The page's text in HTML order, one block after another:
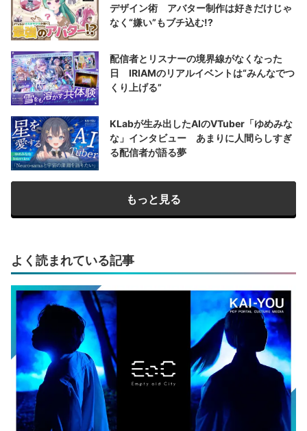
デザイン術 アバター制作は好きだけじゃ
なく“嫌い”もブチ込む!?
配信者とリスナーの境界線がなくなった
日 IRIAMのリアルイベントは“みんなでつ
くり上げる”
KLabが生み出したAIのVTuber「ゆめみな
な」インタビュー あまりに人間らしすぎ
る配信者が語る夢
もっと見る
よく読まれている記事